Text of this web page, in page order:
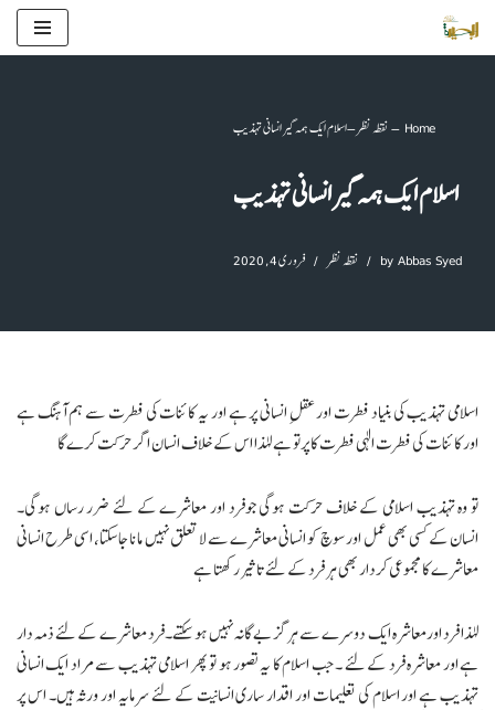
Skip
content
Home
–نقطہ نظر–اسلام ایک ہمہ گیر انسانی تہذیب
اسلام ایک ہمہ گیر انسانی تہذیب
by Abbas Syed نقطہ نظر فروری 4, 2020
اسلامی تہذیب کی بنیاد فطرت اور عقلِ انسانی پر ہے اور یہ کائنات کی فطرت سے ہم آہنگ ہے
اور کائنات کی فطرت الٰہی فطرت کا پرتو ہے لہٰذا اس کے خلاف انسان اگر حرکت کرے گا
تو وہ تہذیب اسلامی کے خلاف حرکت ہوگی جوفرد اور معاشرے کے لئے ضرر رساں ہوگی۔
انسان کے کسی بھی عمل اور سوچ کو انسانی معاشرے سے لا تعلق نہیں مانا جاسکتا، اسی طرح انسانی
معاشرے کا مجموعی کردار بھی ہر فرد کے لئے تاثیر رکھتا ہے
لہٰذا فرد اورمعاشرہ ایک دوسرے سے ہرگز بے گانہ نہیں ہوسکتے۔فرد معاشرے کے لئے ذمہ دار
ہے اور معاشرہ فرد کے لئے ۔ جب اسلام کا یہ تصور ہو تو پھر اسلامی تہذیب سے مراد ایک انسانی
تہذیب ہے اور اسلام کی تعلیمات اور اقدار ساری انسانیت کے لئے سرمایہ اور ورثہ ہیں۔ اس پر